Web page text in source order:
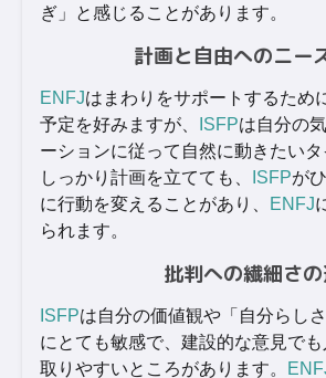
ぎ」と感じることがあります。
計画と自由へのニー
ENFJはまわりをサポートするため
予定を好みますが、
ISFPは自分の
ーションに従って自然に動きたいタ
しっかり計画を立てても、
ISFPが
に行動を変えることがあり、
ENFJ
られます。
批判への繊細さ
ISFPは自分の価値観や「自分らし
にとても敏感で、建設的な意見で
取りやすいところがあります。